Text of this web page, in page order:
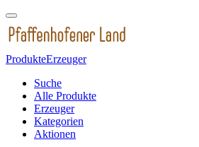
ProdukteErzeuger
Suche
Alle Produkte
Erzeuger
Kategorien
Aktionen